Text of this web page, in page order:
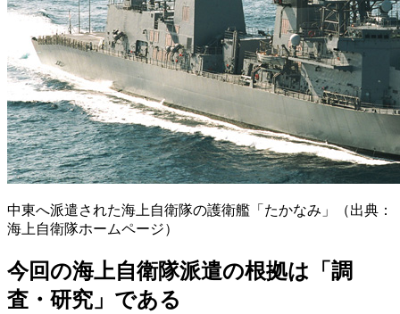
中東へ派遣された海上自衛隊の護衛艦「たかなみ」（出典：
海上自衛隊ホームページ）
今回の海上自衛隊派遣の根拠は「調
査・研究」である